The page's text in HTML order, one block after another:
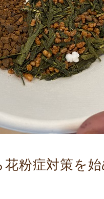
粉症対策を